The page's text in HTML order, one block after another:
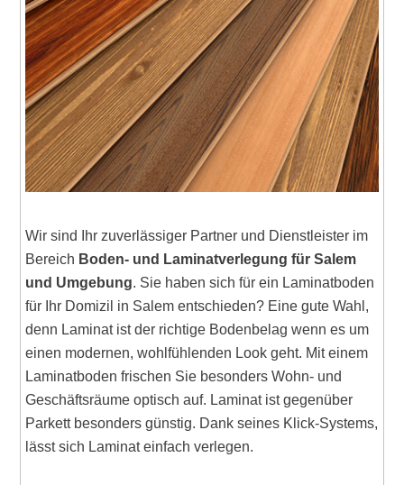
Wir sind Ihr zuverlässiger Partner und Dienstleister im
Bereich Boden- und Laminatverlegung für Salem
und Umgebung. Sie haben sich für ein Laminatboden
für Ihr Domizil in Salem entschieden? Eine gute Wahl,
denn Laminat ist der richtige Bodenbelag wenn es um
einen modernen, wohlfühlenden Look geht. Mit einem
Laminatboden frischen Sie besonders Wohn- und
Geschäftsräume optisch auf. Laminat ist gegenüber
Parkett besonders günstig. Dank seines Klick-Systems,
lässt sich Laminat einfach verlegen.